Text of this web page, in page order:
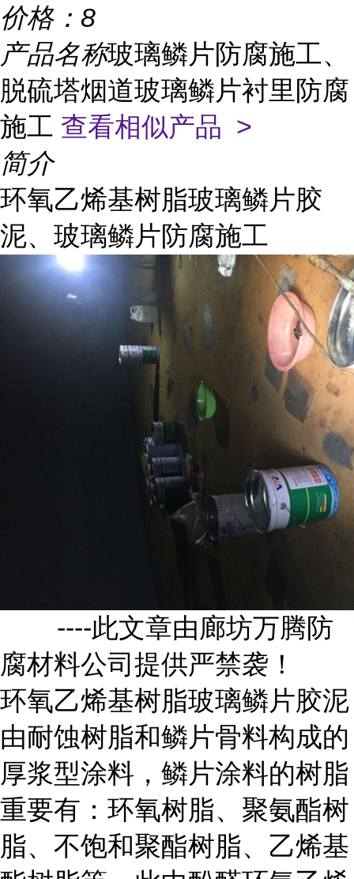
价格： 8
产品名称玻璃鳞片防腐施工、
脱硫塔烟道玻璃鳞片衬里防腐
施工 查看相似产品 >
简介
环氧乙烯基树脂玻璃鳞片胶
泥、玻璃鳞片防腐施工
----此文章由廊坊万腾防
腐材料公司提供严禁袭！
环氧乙烯基树脂玻璃鳞片胶泥
由耐蚀树脂和鳞片骨料构成的
厚浆型涂料，鳞片涂料的树脂
重要有：环氧树脂、聚氨酯树
脂、不饱和聚酯树脂、乙烯基